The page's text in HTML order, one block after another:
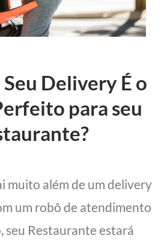
Delivery É o
para seu
muito além de um delivery
um robô de atendimento
seu Restaurante estará